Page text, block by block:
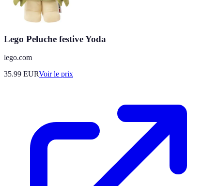
Lego Peluche festive Yoda
lego.com
35.99 EURVoir le prix